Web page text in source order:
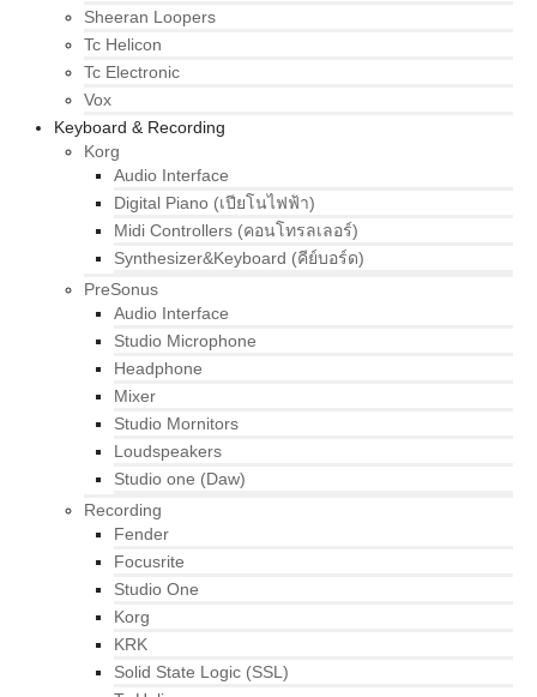
Sheeran Loopers
Tc Helicon
Tc Electronic
Vox
Keyboard & Recording
Korg
Audio Interface
Digital Piano (เปียโนไฟฟ้า)
Midi Controllers (คอนโทรลเลอร์)
Synthesizer&Keyboard (คีย์บอร์ด)
PreSonus
Audio Interface
Studio Microphone
Headphone
Mixer
Studio Mornitors
Loudspeakers
Studio one (Daw)
Recording
Fender
Focusrite
Studio One
Korg
KRK
Solid State Logic (SSL)